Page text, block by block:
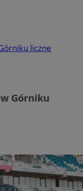
liczne
Górniku